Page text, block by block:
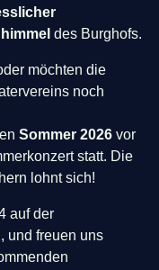
des Burghofs.
möchten die
noch
Sommer 2026 vor
statt. Die
lohnt sich!
auf der
und freuen uns